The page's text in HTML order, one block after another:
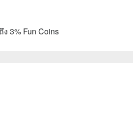
3% Fun Coins